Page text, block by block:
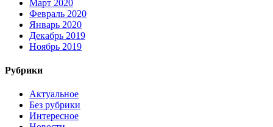
Март 2020
Февраль 2020
Январь 2020
Декабрь 2019
Ноябрь 2019
Рубрики
Актуальное
Без рубрики
Интересное